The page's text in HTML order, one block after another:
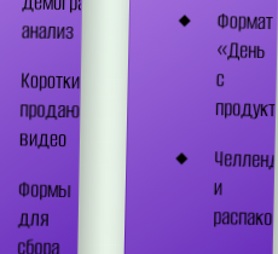
демографический
анализ
Короткие
продающие
видео
Формы
для
Формат
«День
с
и